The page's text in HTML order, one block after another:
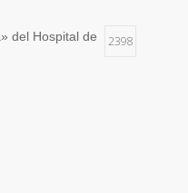
del Hospital de
2398